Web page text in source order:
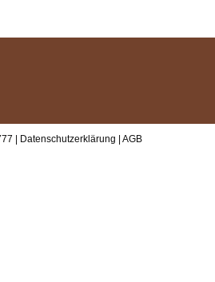
| Datenschutzerklärung AGB